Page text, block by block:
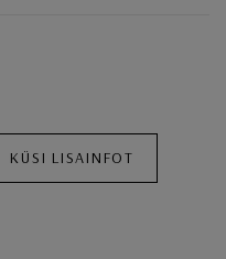
KÜSI LISAINFOT